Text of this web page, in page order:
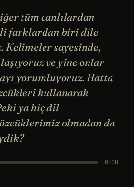
tüm canlılardan
farklardan biri dile
Kelimeler sayesinde,
ve yine onlar
yorumluyoruz. Hatta
kullanarak
ya hiç dil
olmadan da
0:00